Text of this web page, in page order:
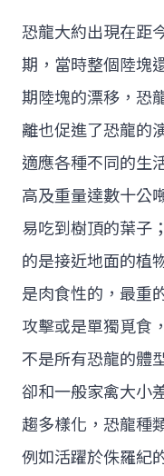
恐龍大約出現在距
期，當時整個陸塊
期陸塊的漂移，恐
離也促進了恐龍的
適應各種不同的生
高及重量達數十公
易吃到樹頂的葉子
的是接近地面的植
是肉食性的，最重
攻擊或是單獨覓食
不是所有恐龍的體
卻和一般家禽大小
趨多樣化，恐龍種
例如活躍於侏羅紀